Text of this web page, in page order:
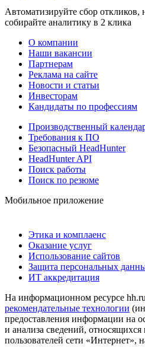
Автоматизируйте сбор откликов,
собирайте аналитику в 2 клика
О компании
Наши вакансии
Партнерам
Реклама на сайте
Новости и статьи
Инвесторам
Кандидаты по профессиям
Производственный
Требования к ПО
Безопасный HeadHunter
HeadHunter API
Поиск работы
Поиск по резюме
Мобильное приложение
Этика и комплаенс
Оказание услуг
Использование сайтов
Защита персональных
ИТ аккредитация
На информационном ресурсе hh.ru
рекомендательные технологии
предоставления информации на
и анализа сведений,
пользователей сети «Интернет»,